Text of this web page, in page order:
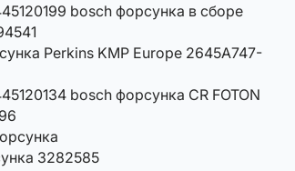
bosch форсунка в сборе
Perkins KMP Europe 2645A747-
bosch форсунка CR FOTON
3282585